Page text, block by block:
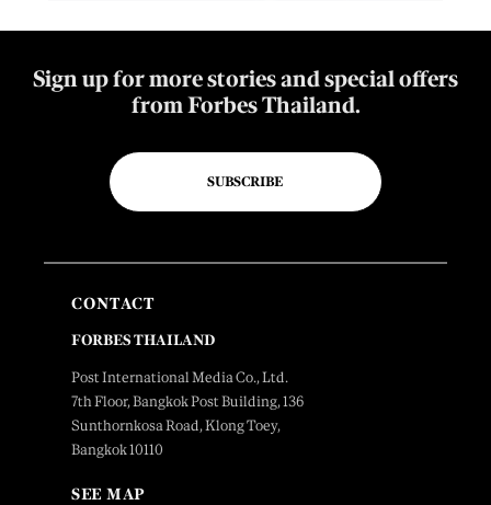
Sign up for more stories and special offers
from Forbes Thailand.
SUBSCRIBE
CONTACT
FORBES THAILAND
Post International Media Co., Ltd.
7th Floor, Bangkok Post Building, 136
Sunthornkosa Road, Klong Toey,
Bangkok 10110
SEE MAP